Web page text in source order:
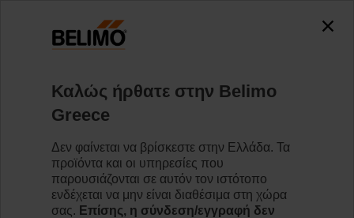
AV8-25
Back to product category
Καλώς ήρθατε στην Belimo
Greece
Δεν φαίνεται να βρίσκεστε στην Ελλάδα. Τα
προϊόντα και οι υπηρεσίες που
παρουσιάζονται σε αυτόν τον ιστότοπο
ενδέχεται να μην είναι διαθέσιμα στη χώρα
σας. Επίσης, η σύνδεση/εγγραφή δεν